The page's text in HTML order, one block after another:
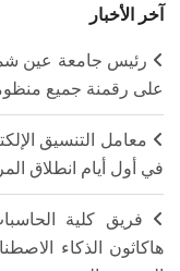
آخر الأخبار
رئيس جامعة عين
على رقمنة جميع
في أول أيام انطلاق
فريق كلية
هاكاثون الذكاء